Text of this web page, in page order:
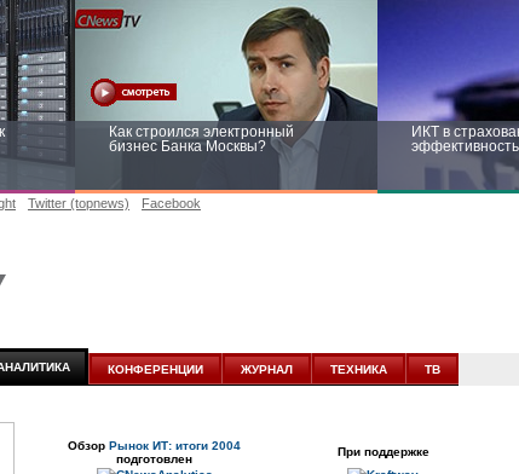
Как строился электронный
бизнес Банка Москвы?
ИКТ в
новых условиях
Twitter (topnews) Facebook
КОНФЕРЕНЦИИ ЖУРНАЛ ТЕХНИКА ТВ
Обзор Рынок ИТ: итоги 2004
подготовлен
При поддержке